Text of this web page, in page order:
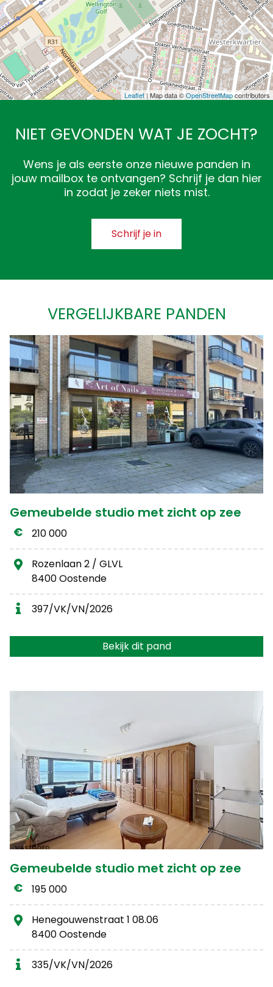
Leaflet | Map data ©OpenStreetMapcontributors
NIET GEVONDEN WAT JE ZOCHT?
Wens je als eerste onze nieuwe panden in
jouw mailbox te ontvangen? Schrijf je dan hier
in zodat je zeker niets mist.
Schrijf je in
VERGELIJKBARE PANDEN
Gemeubelde studio met zicht op zee
210 000
Rozenlaan 2 / GLVL
8400 Oostende
397/VK/VN/2026
Bekijk dit pand
Gemeubelde studio met zicht op zee
195 000
Henegouwenstraat 1 08.06
8400 Oostende
335/VK/VN/2026